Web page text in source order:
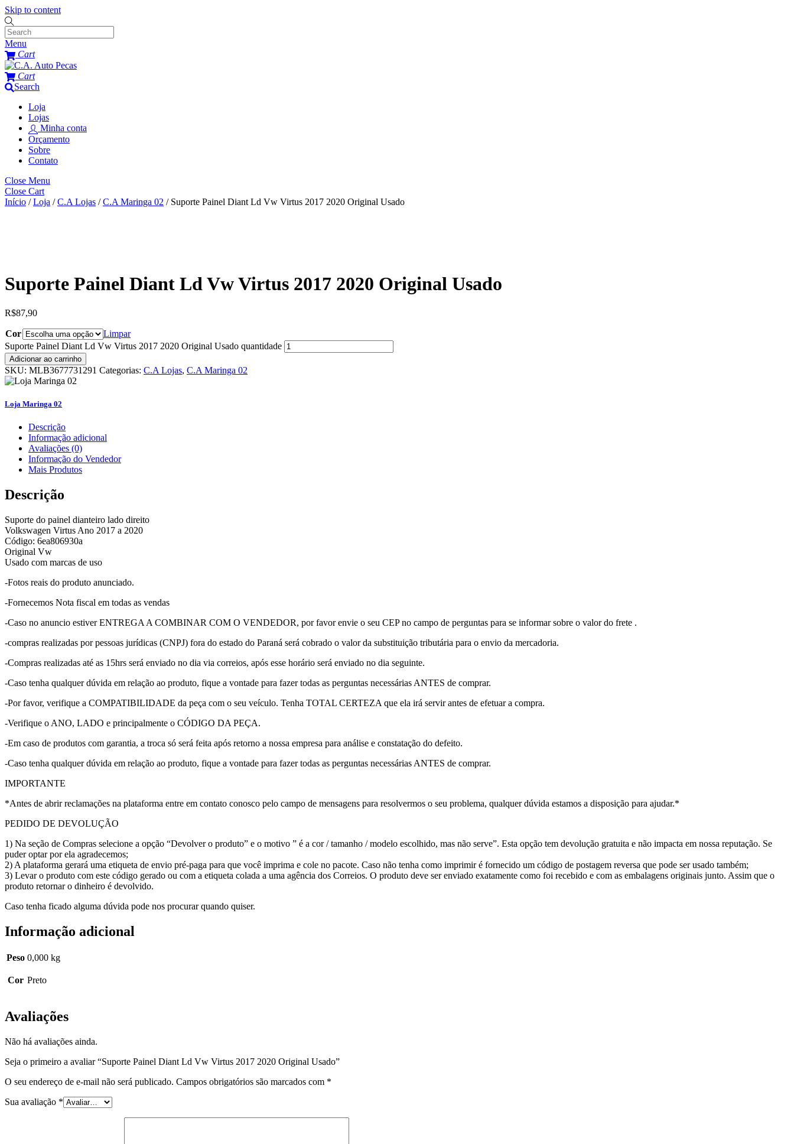
Skip to content
Menu
Cart
Cart
Search
Loja
Lojas
Minha conta
Orçamento
Sobre
Contato
Close Menu
Close Cart
Início /Loja /C.A Lojas /C.A Maringa 02 / Suporte Painel Diant Ld Vw Virtus 2017 2020 Original Usado
Suporte Painel Diant Ld Vw Virtus 2017 2020 Original Usado
R$87,90
Cor
Limpar
Suporte Painel Diant Ld Vw Virtus 2017 2020 Original Usado quantidade
Adicionar ao carrinho
SKU: MLB3677731291 Categorias: C.A Lojas, C.A Maringa 02
Loja Maringa 02
Descrição
Informação adicional
Avaliações (0)
Informação do Vendedor
Mais Produtos
Descrição
Suporte do painel dianteiro lado direito
Volkswagen Virtus Ano 2017 a 2020
Código: 6ea806930a
Original Vw
Usado com marcas de uso
-Fotos reais do produto anunciado.
-Fornecemos Nota fiscal em todas as vendas
-Caso no anuncio estiver ENTREGA A COMBINAR COM O VENDEDOR, por favor envie o seu CEP no campo de perguntas para se informar sobre o valor do frete .
-compras realizadas por pessoas jurídicas (CNPJ) fora do estado do Paraná será cobrado o valor da substituição tributária para o envio da mercadoria.
-Compras realizadas até as 15hrs será enviado no dia via correios, após esse horário será enviado no dia seguinte.
-Caso tenha qualquer dúvida em relação ao produto, fique a vontade para fazer todas as perguntas necessárias ANTES de comprar.
-Por favor, verifique a COMPATIBILIDADE da peça com o seu veículo. Tenha TOTAL CERTEZA que ela irá servir antes de efetuar a compra.
-Verifique o ANO, LADO e principalmente o CÓDIGO DA PEÇA.
-Em caso de produtos com garantia, a troca só será feita após retorno a nossa empresa para análise e constatação do defeito.
-Caso tenha qualquer dúvida em relação ao produto, fique a vontade para fazer todas as perguntas necessárias ANTES de comprar.
IMPORTANTE
*Antes de abrir reclamações na plataforma entre em contato conosco pelo campo de mensagens para resolvermos o seu problema, qualquer dúvida estamos a disposição para ajudar.*
PEDIDO DE DEVOLUÇÃO
1) Na seção de Compras selecione a opção “Devolver o produto” e o motivo ” é a cor / tamanho / modelo escolhido, mas não serve”. Esta opção tem devolução gratuita e não impacta em nossa reputação. Se
puder optar por ela agradecemos;
2) A plataforma gerará uma etiqueta de envio pré-paga para que você imprima e cole no pacote. Caso não tenha como imprimir é fornecido um código de postagem reversa que pode ser usado também;
3) Levar o produto com este código gerado ou com a etiqueta colada a uma agência dos Correios. O produto deve ser enviado exatamente como foi recebido e com as embalagens originais junto. Assim que o
produto retornar o dinheiro é devolvido.
Caso tenha ficado alguma dúvida pode nos procurar quando quiser.
Informação adicional
Peso 0,000 kg
Cor Preto
Avaliações
Não há avaliações ainda.
Seja o primeiro a avaliar “Suporte Painel Diant Ld Vw Virtus 2017 2020 Original Usado”
O seu endereço de e-mail não será publicado. Campos obrigatórios são marcados com *
Sua avaliação *